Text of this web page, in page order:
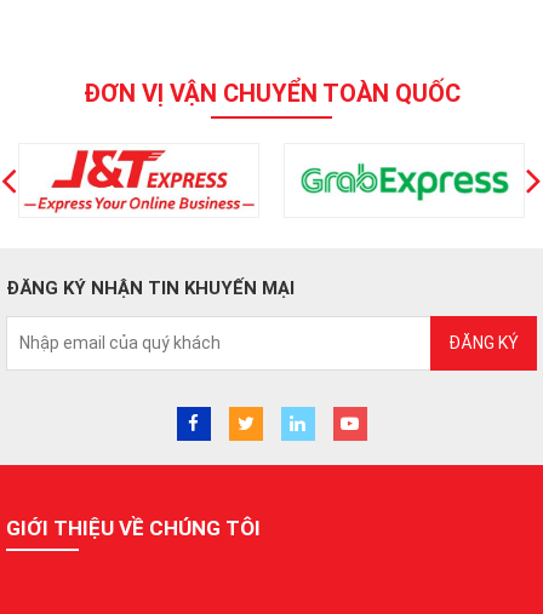
ĐƠN VỊ VẬN CHUYỂN TOÀN QUỐC
ĐĂNG KÝ NHẬN TIN KHUYẾN MẠI
ĐĂNG KÝ
GIỚI THIỆU VỀ CHÚNG TÔI